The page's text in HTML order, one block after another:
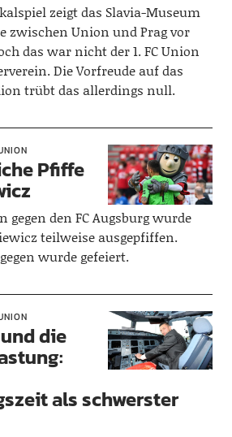
zeigt das Slavia-Museum
zwischen Union und Prag vor
das war nicht der 1. FC Union
Die Vorfreude auf das
trübt das allerdings null.
Pfiffe
gegen den FC Augsburg wurde
teilweise ausgepfiffen.
wurde gefeiert.
die
als schwerster